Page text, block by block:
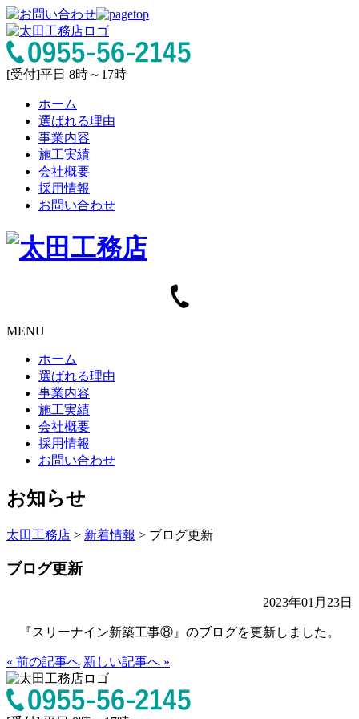
[受付]平日 8時～17時
ホーム
選ばれる理由
事業内容
施工実績
会社概要
採用情報
お問い合わせ
MENU
ホーム
選ばれる理由
事業内容
施工実績
会社概要
採用情報
お問い合わせ
お知らせ
太田工務店 > 新着情報 > ブログ更新
ブログ更新
2023年01月23日
『スリーナイン新築工事⑧』のブログを更新しました。
« 前の記事へ 新しい記事へ »